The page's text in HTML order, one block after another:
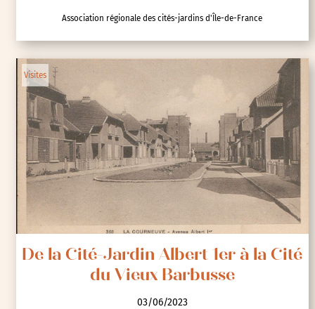
Association régionale des cités-jardins d'Île-de-France
Visites
De la Cité-Jardin Albert 1er à la Cité
du Vieux Barbusse
03/06/2023